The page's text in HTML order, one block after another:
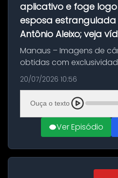
aplicativo e foge
esposa estrangulada
Antônio Aleixo; veja
Manaus – Imagens de
obtidas com
momento da fuga do
morte de Larissa Araújo,
ocorreu na noite deste
20/07/2026 10:56
Ouça o texto
Ver Episódio